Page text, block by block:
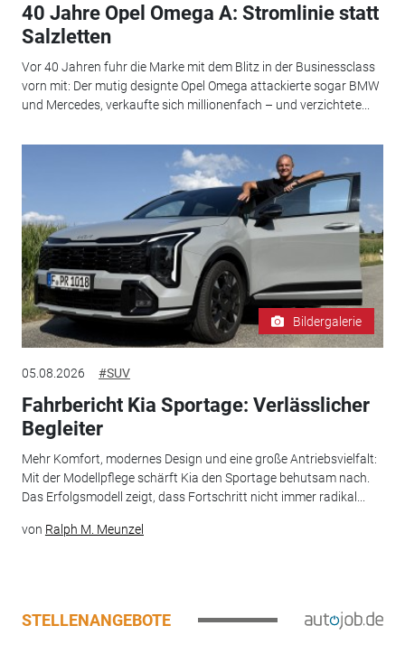
40 Jahre Opel Omega A: Stromlinie statt
Salzletten
Vor 40 Jahren fuhr die Marke mit dem Blitz in der Businessclass
vorn mit: Der mutig designte Opel Omega attackierte sogar BMW
und Mercedes, verkaufte sich millionenfach – und verzichtete...
Bildergalerie
05.08.2026 #SUV
Fahrbericht Kia Sportage: Verlässlicher
Begleiter
Mehr Komfort, modernes Design und eine große Antriebsvielfalt:
Mit der Modellpflege schärft Kia den Sportage behutsam nach.
Das Erfolgsmodell zeigt, dass Fortschritt nicht immer radikal...
von Ralph M. Meunzel
STELLENANGEBOTE